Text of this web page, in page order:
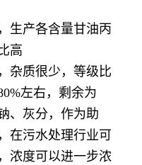
生产各含量甘油丙
高
杂质很少，等级比
左右，剩余为
、灰分，作为助
在污水处理行业可
浓度可以进一步浓